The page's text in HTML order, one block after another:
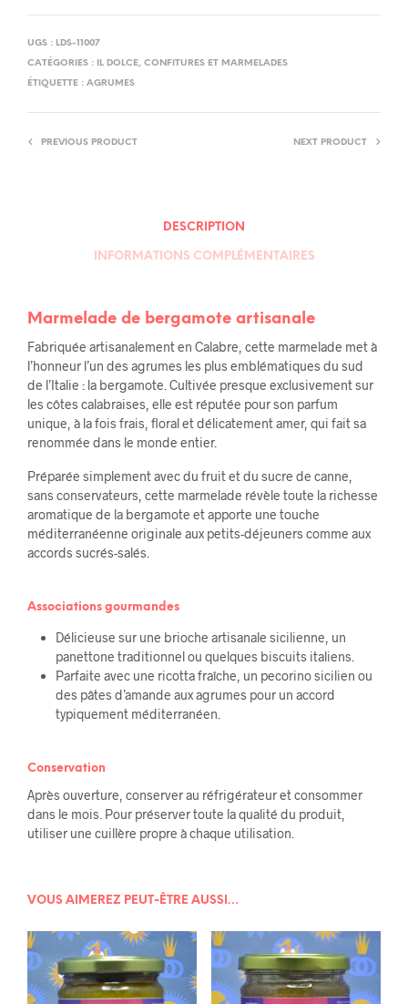
UGS : LDS-11007
CATÉGORIES :
IL DOLCE, CONFITURES ET MARMELADES
ÉTIQUETTE : AGRUMES
PREVIOUS PRODUCT NEXT PRODUCT
DESCRIPTION
INFORMATIONS COMPLÉMENTAIRES
Marmelade de bergamote artisanale
Fabriquée artisanalement en Calabre, cette marmelade met à
l’honneur l’un des agrumes les plus emblématiques du sud
de l’Italie : la bergamote. Cultivée presque exclusivement sur
les côtes calabraises, elle est réputée pour son parfum
unique, à la fois frais, floral et délicatement amer, qui fait sa
renommée dans le monde entier.
Préparée simplement avec du fruit et du sucre de canne,
sans conservateurs, cette marmelade révèle toute la richesse
aromatique de la bergamote et apporte une touche
méditerranéenne originale aux petits-déjeuners comme aux
accords sucrés-salés.
Associations gourmandes
Délicieuse sur une brioche artisanale sicilienne, un
panettone traditionnel ou quelques biscuits italiens.
Parfaite avec une ricotta fraîche, un pecorino sicilien ou
des pâtes d’amande aux agrumes pour un accord
typiquement méditerranéen.
Conservation
Après ouverture, conserver au réfrigérateur et consommer
dans le mois. Pour préserver toute la qualité du produit,
utiliser une cuillère propre à chaque utilisation.
VOUS AIMEREZ PEUT-ÊTRE AUSSI…